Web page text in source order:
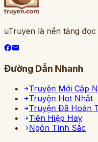
uTruyen là nền tảng
Đường Dẫn Nhanh
Truyện Mới Cập
Truyện Hot Nhất
Truyện Đã Hoàn
Tiên Hiệp Hay
Ngôn Tình Sắc